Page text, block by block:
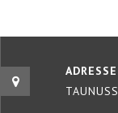
ADRESSE